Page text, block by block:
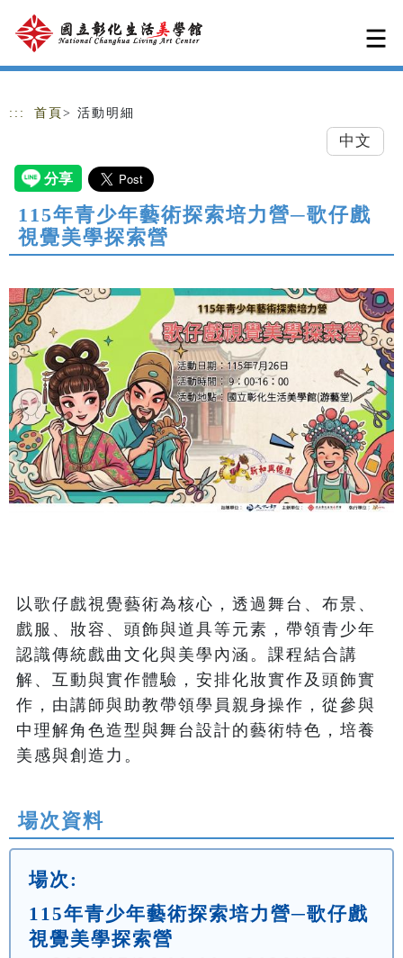
跳到主要內容
網站導覽
::: 首頁 > 活動明細
中文
115年青少年藝術探索培力營─歌仔戲
視覺美學探索營
以歌仔戲視覺藝術為核心，透過舞台、布景、
戲服、妝容、頭飾與道具等元素，帶領青少年
認識傳統戲曲文化與美學內涵。課程結合講
解、互動與實作體驗，安排化妝實作及頭飾實
作，由講師與助教帶領學員親身操作，從參與
中理解角色造型與舞台設計的藝術特色，培養
美感與創造力。
場次資料
場次:
115年青少年藝術探索培力營─歌仔戲
視覺美學探索營